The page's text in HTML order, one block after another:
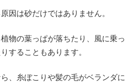
因は砂だけではありません。
物の葉っぱが落ちたり、風に乗っ
することもあります。
、糸ぼこりや髪の毛がベランダに